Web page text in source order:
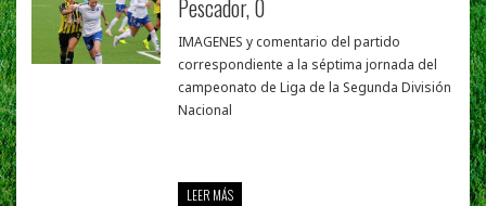
Pescador, 0
IMAGENES y comentario del partido
correspondiente a la séptima jornada del
campeonato de Liga de la Segunda División
Nacional
LEER MÁS